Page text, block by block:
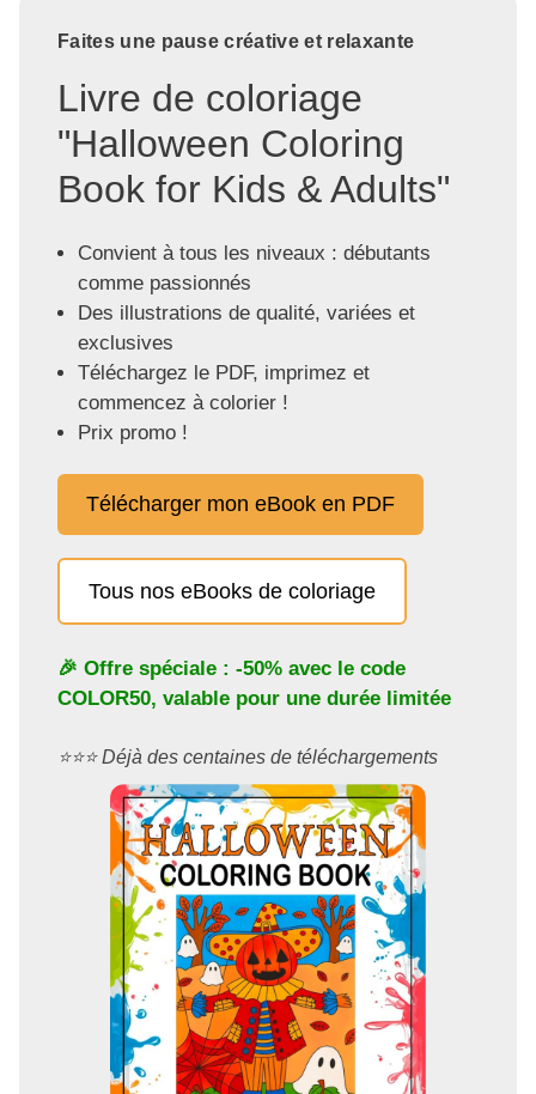
Faites une pause créative et relaxante
Livre de coloriage
"Halloween Coloring
Book for Kids & Adults"
Convient à tous les niveaux : débutants
comme passionnés
Des illustrations de qualité, variées et
exclusives
Téléchargez le PDF, imprimez et
commencez à colorier !
Prix promo !
Télécharger mon eBook en PDF
Tous nos eBooks de coloriage
🎉 Offre spéciale : -50% avec le code
COLOR50, valable pour une durée limitée
⭐️⭐️⭐️ Déjà des centaines de téléchargements